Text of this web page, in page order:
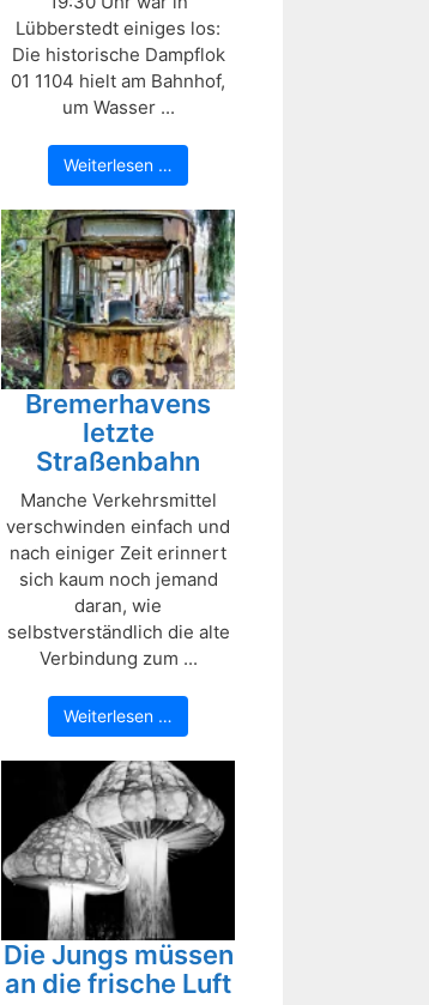
Lübberstedt einiges los:
Die historische Dampflok
01 1104 hielt am Bahnhof,
um Wasser ...
Weiterlesen …
Bremerhavens
letzte
Straßenbahn
Manche Verkehrsmittel
verschwinden einfach und
nach einiger Zeit erinnert
sich kaum noch jemand
daran, wie
selbstverständlich die alte
Verbindung zum ...
Weiterlesen …
Die Jungs müssen
an die frische Luft